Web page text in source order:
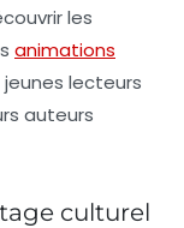
les
animations
lecteurs
auteurs
culturel